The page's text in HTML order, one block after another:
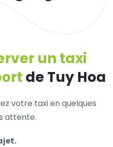
un taxi
de Tuy Hoa
votre taxi en quelques
attente.